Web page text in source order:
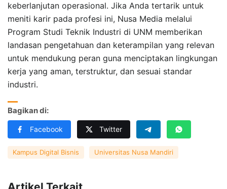
keberlanjutan operasional. Jika Anda tertarik untuk
meniti karir pada profesi ini, Nusa Media melalui
Program Studi Teknik Industri di UNM memberikan
landasan pengetahuan dan keterampilan yang relevan
untuk mendukung peran guna menciptakan lingkungan
kerja yang aman, terstruktur, dan sesuai standar
industri.
Bagikan di:
Facebook Twitter
Kampus Digital Bisnis Universitas Nusa Mandiri